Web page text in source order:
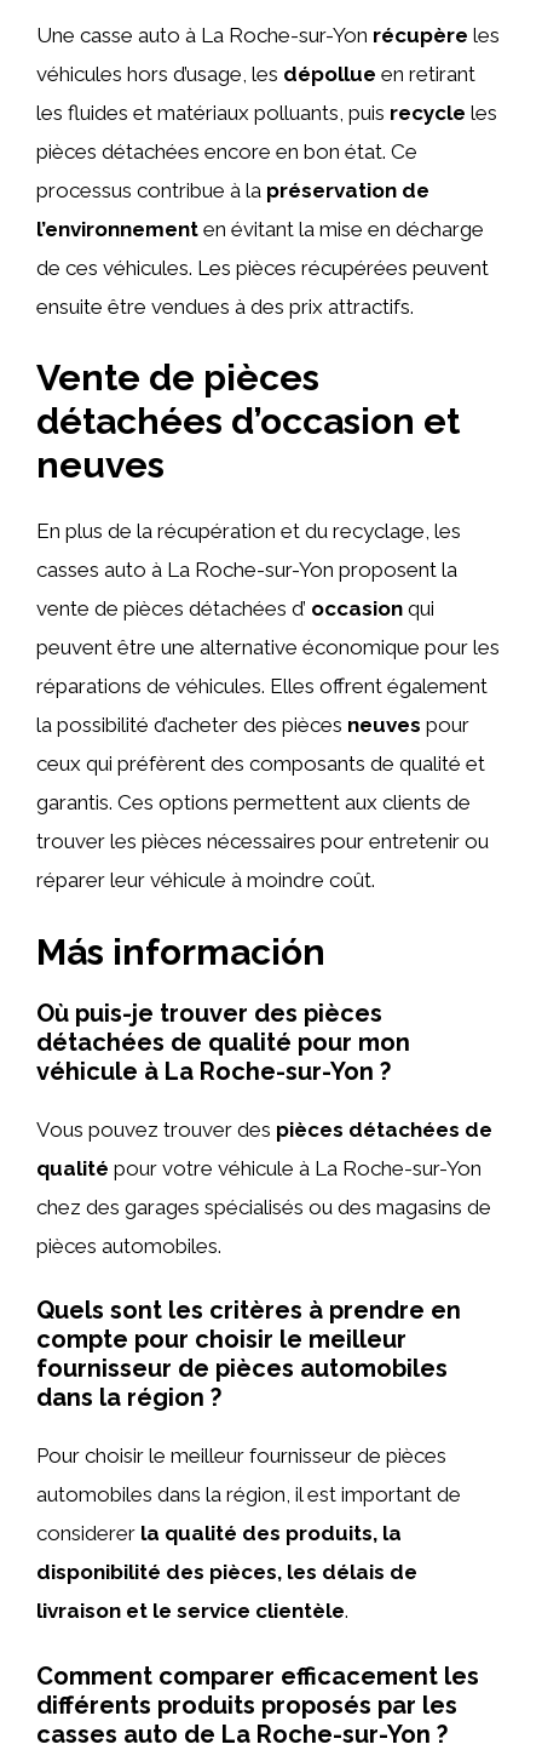
Une casse auto à La Roche-sur-Yon récupère les
véhicules hors d’usage, les dépollue en retirant
les fluides et matériaux polluants, puis recycle les
pièces détachées encore en bon état. Ce
processus contribue à la préservation de
l’environnement en évitant la mise en décharge
de ces véhicules. Les pièces récupérées peuvent
ensuite être vendues à des prix attractifs.
Vente de pièces
détachées d’occasion et
neuves
En plus de la récupération et du recyclage, les
casses auto à La Roche-sur-Yon proposent la
vente de pièces détachées d’ occasion qui
peuvent être une alternative économique pour les
réparations de véhicules. Elles offrent également
la possibilité d’acheter des pièces neuves pour
ceux qui préfèrent des composants de qualité et
garantis. Ces options permettent aux clients de
trouver les pièces nécessaires pour entretenir ou
réparer leur véhicule à moindre coût.
Más información
Où puis-je trouver des pièces
détachées de qualité pour mon
véhicule à La Roche-sur-Yon ?
Vous pouvez trouver des pièces détachées de
qualité pour votre véhicule à La Roche-sur-Yon
chez des garages spécialisés ou des magasins de
pièces automobiles.
Quels sont les critères à prendre en
compte pour choisir le meilleur
fournisseur de pièces automobiles
dans la région ?
Pour choisir le meilleur fournisseur de pièces
automobiles dans la région, il est important de
considerer la qualité des produits, la
disponibilité des pièces, les délais de
livraison et le service clientèle.
Comment comparer efficacement les
différents produits proposés par les
casses auto de La Roche-sur-Yon ?